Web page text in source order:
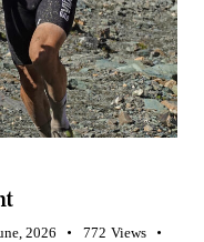
2026 772 Views